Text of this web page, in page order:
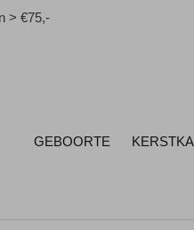
> €75,-
GEBOORTE